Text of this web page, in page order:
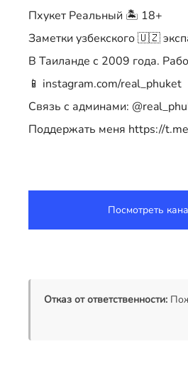
Пхукет Реальный 🏝 18+
Заметки узбекского 🇺🇿
В Таиланде с 2009 года.
📱 instagram.com/real_phuket
Связь с админами:
Поддержать меня https://
Посмотреть
Отказ от ответственности: